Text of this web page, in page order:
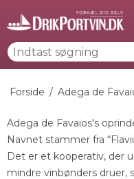
Forside / Adega de
Adega de Favaios's
Navnet stammer fra
Det er et kooperativ, der
mindre vinbønders druer,